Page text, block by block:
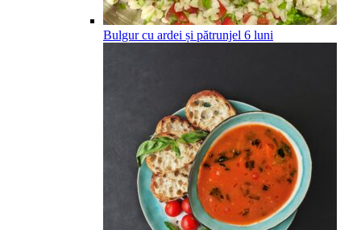
Bulgur cu ardei și pătrunjel 6 luni